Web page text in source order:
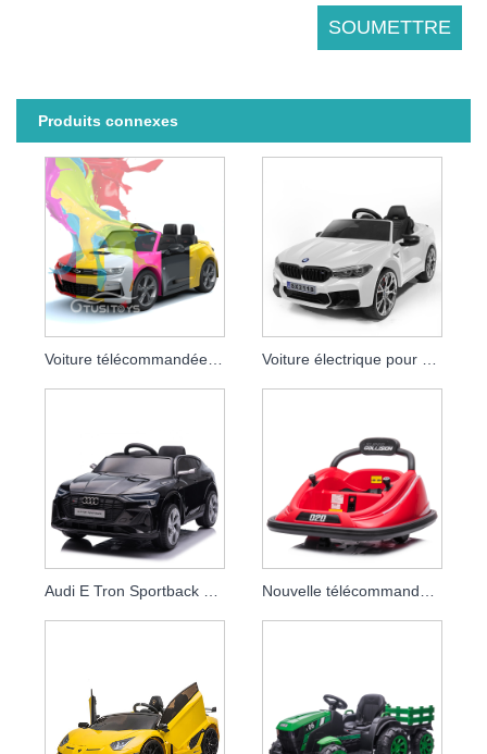
Produits connexes
Voiture télécommandée pour bébé sous licence Chevrolet Camaro 2SS Voiture électrique pour enfants sous licence Bmw 24v Drift Car
Audi E Tron Sportback Dernières Voiture Électrique 12v Jouets Pour Enfants Parent Télécommande Bébé Voiture Nouvelle télécommande intérieure 12v électrique enfants monter sur auto-tamponneuse chose sauvage 360 ​​tour en rotation sur véhicule jouet pour bébé